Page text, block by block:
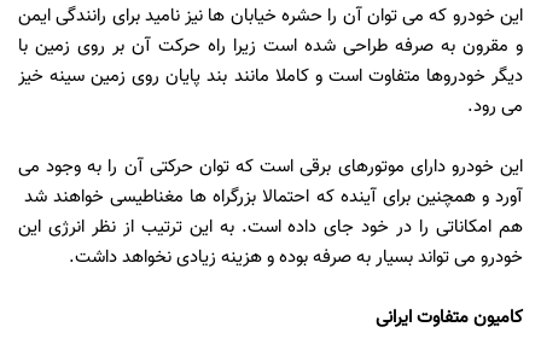
این خودرو که می توان آن را حشره خیابان ها نیز نامید برای رانندگی ایمن
و مقرون به صرفه طراحی شده است زیرا راه حرکت آن بر روی زمین با
دیگر خودروها متفاوت است و کاملا مانند بند پایان روی زمین سینه خیز
می رود.
این خودرو دارای موتورهای برقی است که توان حرکتی آن را به وجود می
آورد و همچنین برای آینده که احتمالا بزرگراه ها مغناطیسی خواهند شد
هم امکاناتی را در خود جای داده است. به این ترتیب از نظر انرژی این
خودرو می تواند بسیار به صرفه بوده و هزینه زیادی نخواهد داشت.
کامیون متفاوت ایرانی